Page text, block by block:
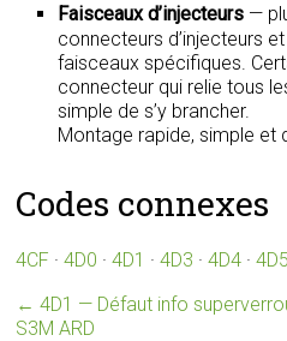
Faisceaux d’injecteurs —
connecteurs d’injecteurs
faisceaux spécifiques.
connecteur qui relie tous
simple de s’y brancher.
Montage rapide, simple et
Codes connexes
4CF ·4D0 ·4D1 ·4D3 ·4D4 ·4D5
← 4D1 — Défaut info
S3M ARD